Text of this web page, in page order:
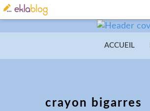
ACCUEIL
crayon bigarres